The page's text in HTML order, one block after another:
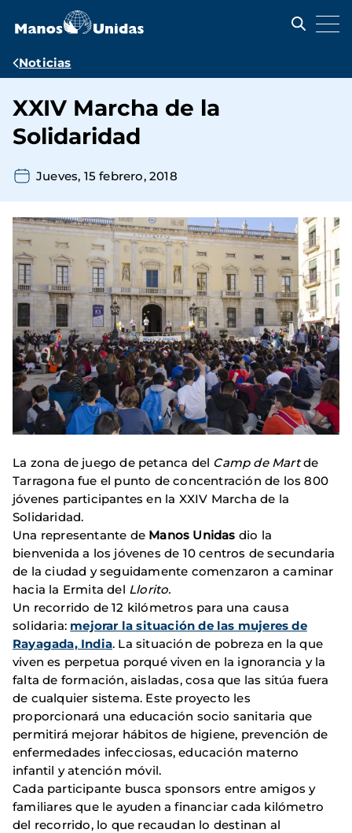
contenido
Ruta
navegación
Noticias
XXIV Marcha de la
Solidaridad
Jueves, 15 febrero, 2018
La zona de juego de petanca del Camp de Martde
Tarragona fue el punto de concentración de los 800
jóvenes participantes en la XXIV Marcha de la
Solidaridad.
Una representante de Manos Unidas dio la
bienvenida a los jóvenes de 10 centros de secundaria
de la ciudad y seguidamente comenzaron a caminar
hacia la Ermita del Llorito.
Un recorrido de 12 kilómetros para una causa
solidaria: mejorar la situación de las mujeres de
Rayagada, India. La situación de pobreza en la que
viven es perpetua porqué viven en la ignorancia y la
falta de formación, aisladas, cosa que las sitúa fuera
de cualquier sistema. Este proyecto les
proporcionará una educación socio sanitaria que
permitirá mejorar hábitos de higiene, prevención de
enfermedades infecciosas, educación materno
infantil y atención móvil.
Cada participante busca sponsors entre amigos y
familiares que le ayuden a financiar cada kilómetro
del recorrido, lo que recaudan lo destinan al